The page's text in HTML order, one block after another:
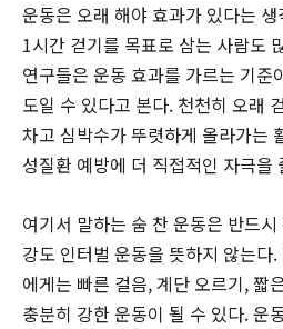
운동은 오래 해야 효과가 있다는
1시간 걷기를 목표로 삼는 사람도
연구들은 운동 효과를 가르는 기준
도일 수 있다고 본다. 천천히 오래
차고 심박수가 뚜렷하게 올라가는
성질환 예방에 더 직접적인 자극을
여기서 말하는 숨 찬 운동은 반드
강도 인터벌 운동을 뜻하지 않는다
에게는 빠른 걸음, 계단 오르기, 짧
충분히 강한 운동이 될 수 있다. 운